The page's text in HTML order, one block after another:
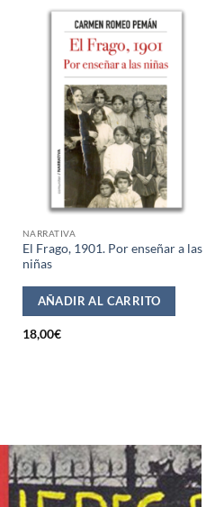
NARRATIVA
El Frago, 1901. Por enseñar a las
niñas
AÑADIR AL CARRITO
18,00€